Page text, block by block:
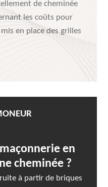
de cheminée
les coûts pour
en place des grilles
en
cheminée ?
à partir de briques